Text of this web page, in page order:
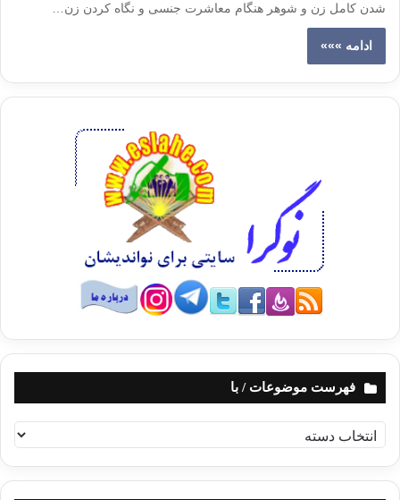
شدن کامل زن و شوهر هنگام معاشرت جنسی و نگاه کردن زن…
ادامه »»»
فهرست موضوعات / با
ه
ر